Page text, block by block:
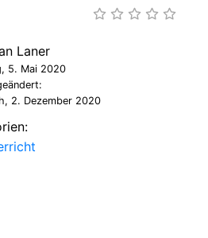
Laner
5. Mai 2020
2. Dezember 2020